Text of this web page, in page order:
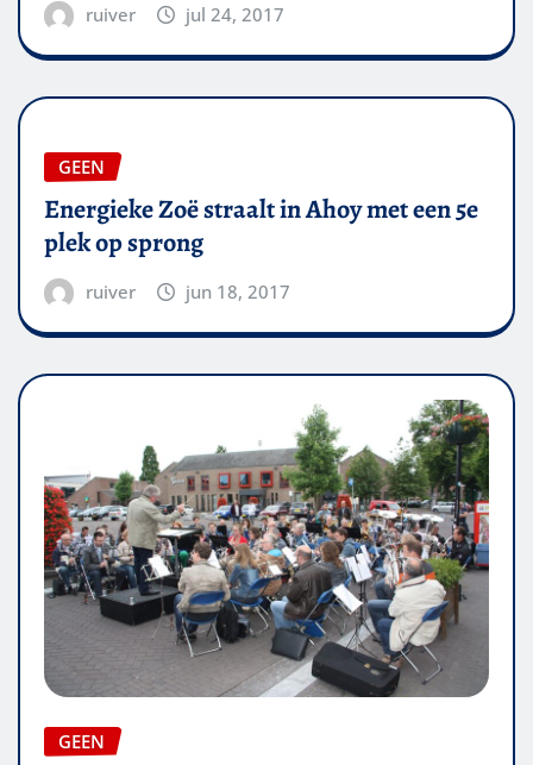
ruiver jul 24, 2017
GEEN
Energieke Zoë straalt in Ahoy met een 5e
plek op sprong
ruiver jun 18, 2017
GEEN